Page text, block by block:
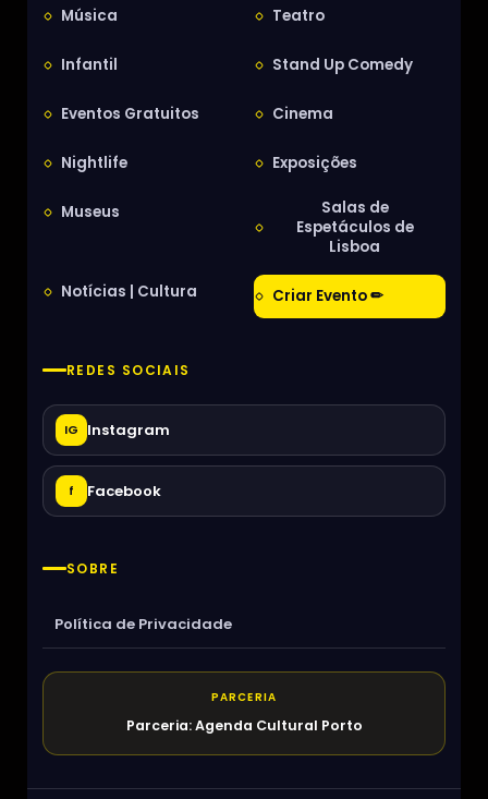
Música Teatro
Infantil Stand Up Comedy
Eventos Gratuitos Cinema
Nightlife Exposições
Museus
Salas de
Espetáculos de
Lisboa
Notícias | Cultura Criar Evento ✏
REDES SOCIAIS
IG Instagram
f Facebook
SOBRE
Política de Privacidade
PARCERIA
Parceria: Agenda Cultural Porto